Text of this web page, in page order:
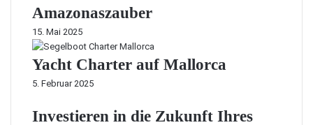
Amazonaszauber
15. Mai 2025
Yacht Charter auf Mallorca
5. Februar 2025
Investieren in die Zukunft Ihres